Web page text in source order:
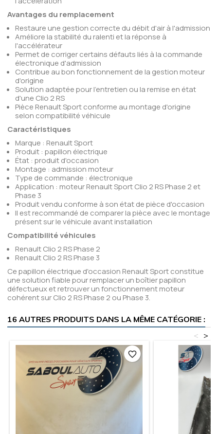
Avantages du remplacement
Restaure une gestion correcte du débit d'air à l'admission
Améliore la stabilité du ralenti et la réponse à
l'accélérateur
Permet de corriger certains défauts liés à la commande
électronique d'admission
Contribue au bon fonctionnement de la gestion moteur
d'origine
Solution adaptée pour l'entretien ou la remise en état
d'une Clio 2 RS
Pièce Renault Sport conforme au montage d'origine
selon compatibilité véhicule
Caractéristiques
Marque : Renault Sport
Produit : papillon électrique
État : produit d'occasion
Montage : admission moteur
Type de commande : électronique
Application : moteur Renault Sport Clio 2 RS Phase 2 et
Phase 3
Produit vendu conforme à son état de pièce d'occasion
Il est recommandé de comparer la pièce avec le montage
présent sur le véhicule avant installation
Compatibilité véhicules
Renault Clio 2 RS Phase 2
Renault Clio 2 RS Phase 3
Ce papillon électrique d'occasion Renault Sport constitue
une solution fiable pour remplacer un boîtier papillon
défectueux et retrouver un fonctionnement moteur
cohérent sur Clio 2 RS Phase 2 ou Phase 3.
16 AUTRES PRODUITS DANS LA MÊME CATÉGORIE :
>
<
favorite_border